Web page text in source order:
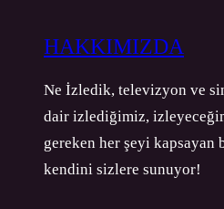
HAKKIMIZDA
Ne İzledik, televizyon ve
dair izlediğimiz,
gereken her şeyi kapsayan
kendini sizlere sunuyor!